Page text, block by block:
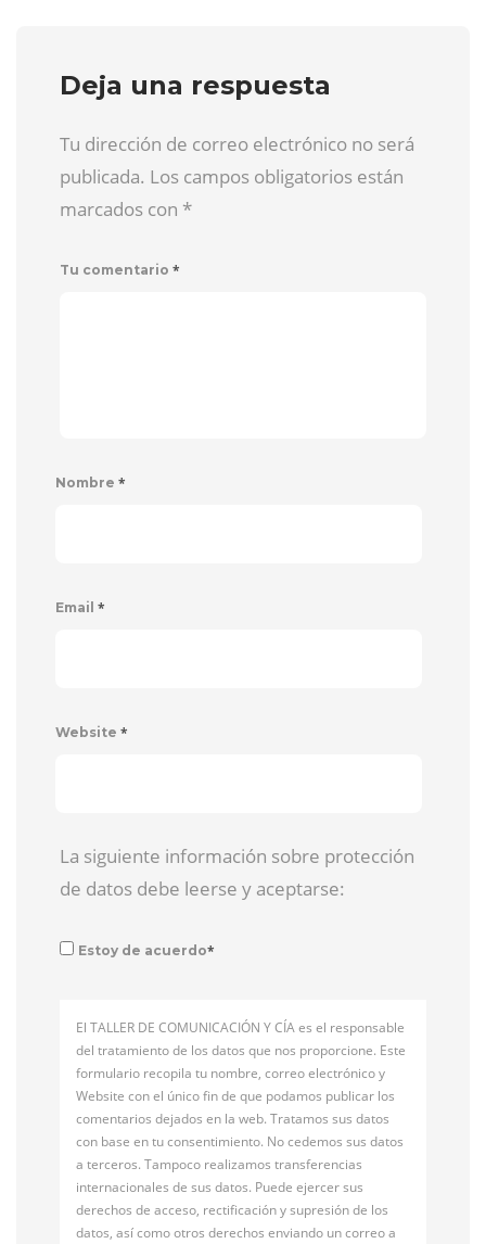
Deja una respuesta
Tu dirección de correo electrónico no será
publicada. Los campos obligatorios están
marcados con *
Tu comentario *
Nombre *
Email *
Website *
La siguiente información sobre protección
de datos debe leerse y aceptarse:
Estoy de acuerdo*
El TALLER DE COMUNICACIÓN Y CÍA es el responsable
del tratamiento de los datos que nos proporcione. Este
formulario recopila tu nombre, correo electrónico y
Website con el único fin de que podamos publicar los
comentarios dejados en la web. Tratamos sus datos
con base en tu consentimiento. No cedemos sus datos
a terceros. Tampoco realizamos transferencias
internacionales de sus datos. Puede ejercer sus
derechos de acceso, rectificación y supresión de los
datos, así como otros derechos enviando un correo a